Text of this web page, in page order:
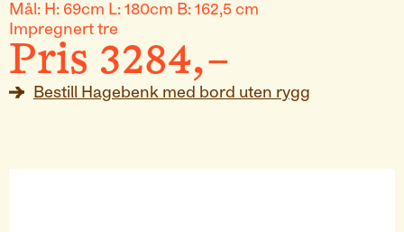
Mål: H: 69cm L: 180cm B: 162,5 cm
Impregnert tre
Pris 3284,–
 Bestill Hagebenk med bord uten rygg